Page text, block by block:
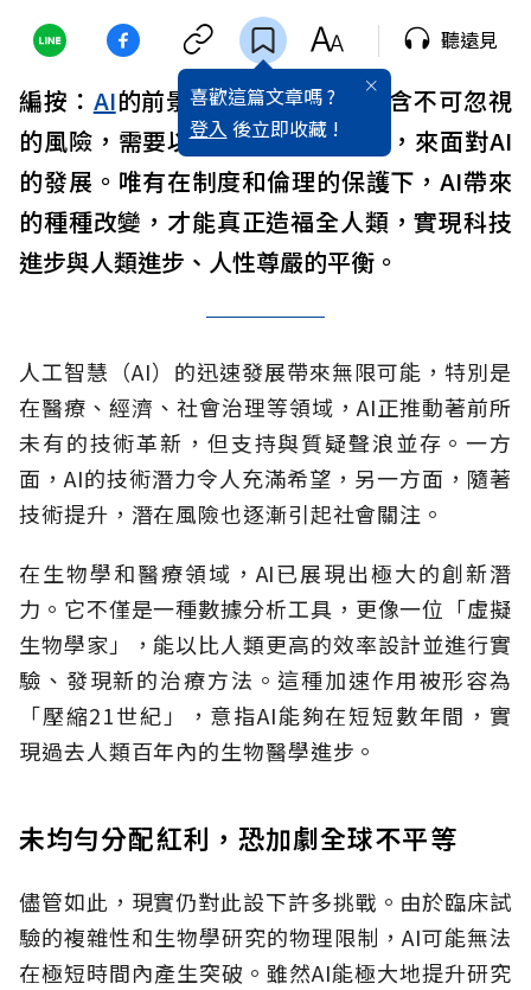
喜歡這篇文章嗎 ?
登入 後立即收藏 !
聽遠見
編按： AI的前景充滿機遇，但亦隱含不可忽視
的風險，需要以務實且均衡的態度，來面對AI
的發展。唯有在制度和倫理的保護下，AI帶來
的種種改變，才能真正造福全人類，實現科技
進步與人類進步、人性尊嚴的平衡。
人工智慧（AI）的迅速發展帶來無限可能，特別是
在醫療、經濟、社會治理等領域，AI正推動著前所
未有的技術革新，但支持與質疑聲浪並存。一方
面，AI的技術潛力令人充滿希望，另一方面，隨著
技術提升，潛在風險也逐漸引起社會關注。
在生物學和醫療領域，AI已展現出極大的創新潛
力。它不僅是一種數據分析工具，更像一位「虛擬
生物學家」，能以比人類更高的效率設計並進行實
驗、發現新的治療方法。這種加速作用被形容為
「壓縮21世紀」，意指AI能夠在短短數年間，實
現過去人類百年內的生物醫學進步。
未均勻分配紅利，恐加劇全球不平等
儘管如此，現實仍對此設下許多挑戰。由於臨床試
驗的複雜性和生物學研究的物理限制，AI可能無法
在極短時間內產生突破。雖然AI能極大地提升研究